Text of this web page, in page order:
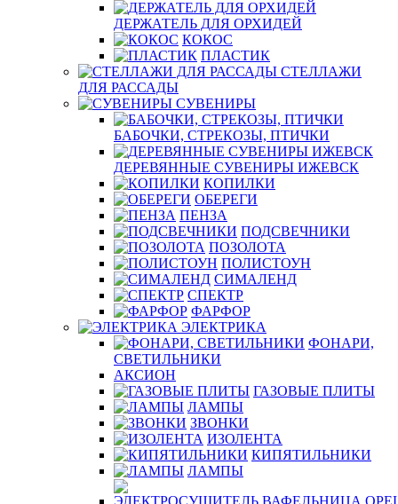
ДЕРЖАТЕЛЬ ДЛЯ ОРХИДЕЙ
КОКОС
ПЛАСТИК
СТЕЛЛАЖИ
ДЛЯ РАССАДЫ
СУВЕНИРЫ
БАБОЧКИ, СТРЕКОЗЫ, ПТИЧКИ
ДЕРЕВЯННЫЕ СУВЕНИРЫ ИЖЕВСК
КОПИЛКИ
ОБЕРЕГИ
ПЕНЗА
ПОДСВЕЧНИКИ
ПОЗОЛОТА
ПОЛИСТОУН
СИМАЛЕНД
СПЕКТР
ФАРФОР
ЭЛЕКТРИКА
ФОНАРИ,
СВЕТИЛЬНИКИ
АКСИОН
ГАЗОВЫЕ ПЛИТЫ
ЛАМПЫ
ЗВОНКИ
ИЗОЛЕНТА
КИПЯТИЛЬНИКИ
ЛАМПЫ